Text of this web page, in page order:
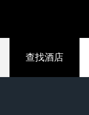
查找酒店